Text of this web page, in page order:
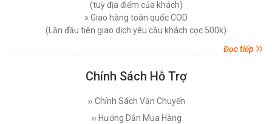
Chính Sách Hỗ Trợ
Chính Sách Vận Chuyển
Hướng Dẫn Mua Hàng
(tuỳ địa điểm của khách)
» Giao hàng toàn quốc COD
(Lần đầu tiên giao dịch yêu cầu khách cọc 500k)
Đọc tiếp